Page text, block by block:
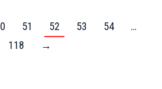
51 52 53 54
…
118
→